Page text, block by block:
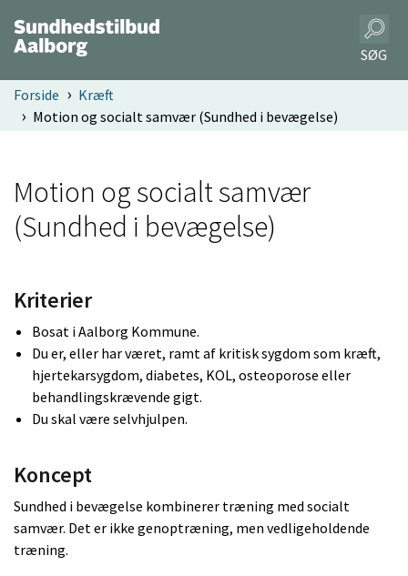
SØG
Forside
Kræft
Motion og socialt samvær (Sundhed i bevægelse)
Motion og socialt samvær
(Sundhed i bevægelse)
Kriterier
Bosat i Aalborg Kommune.
Du er, eller har været, ramt af kritisk sygdom som kræft,
hjertekarsygdom, diabetes, KOL, osteoporose eller
behandlingskrævende gigt.
Du skal være selvhjulpen.
Koncept
Sundhed i bevægelse kombinerer træning med socialt
samvær. Det er ikke genoptræning, men vedligeholdende
træning.